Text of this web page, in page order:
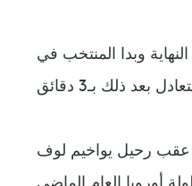
روما التسجيل لإيطاليا قبل 20 دقيقة من النهاية وبدا المنتخب في
عقب رحيل يواخيم لوف